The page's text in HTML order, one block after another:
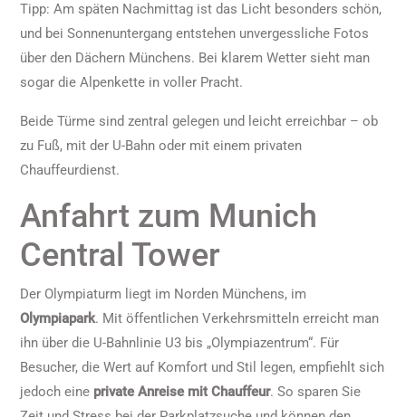
Tipp: Am späten Nachmittag ist das Licht besonders schön,
und bei Sonnenuntergang entstehen unvergessliche Fotos
über den Dächern Münchens. Bei klarem Wetter sieht man
sogar die Alpenkette in voller Pracht.
Beide Türme sind zentral gelegen und leicht erreichbar – ob
zu Fuß, mit der U-Bahn oder mit einem privaten
Chauffeurdienst.
Anfahrt zum Munich
Central Tower
Der Olympiaturm liegt im Norden Münchens, im
Olympiapark. Mit öffentlichen Verkehrsmitteln erreicht man
ihn über die U-Bahnlinie U3 bis „Olympiazentrum“. Für
Besucher, die Wert auf Komfort und Stil legen, empfiehlt sich
jedoch eine private Anreise mit Chauffeur. So sparen Sie